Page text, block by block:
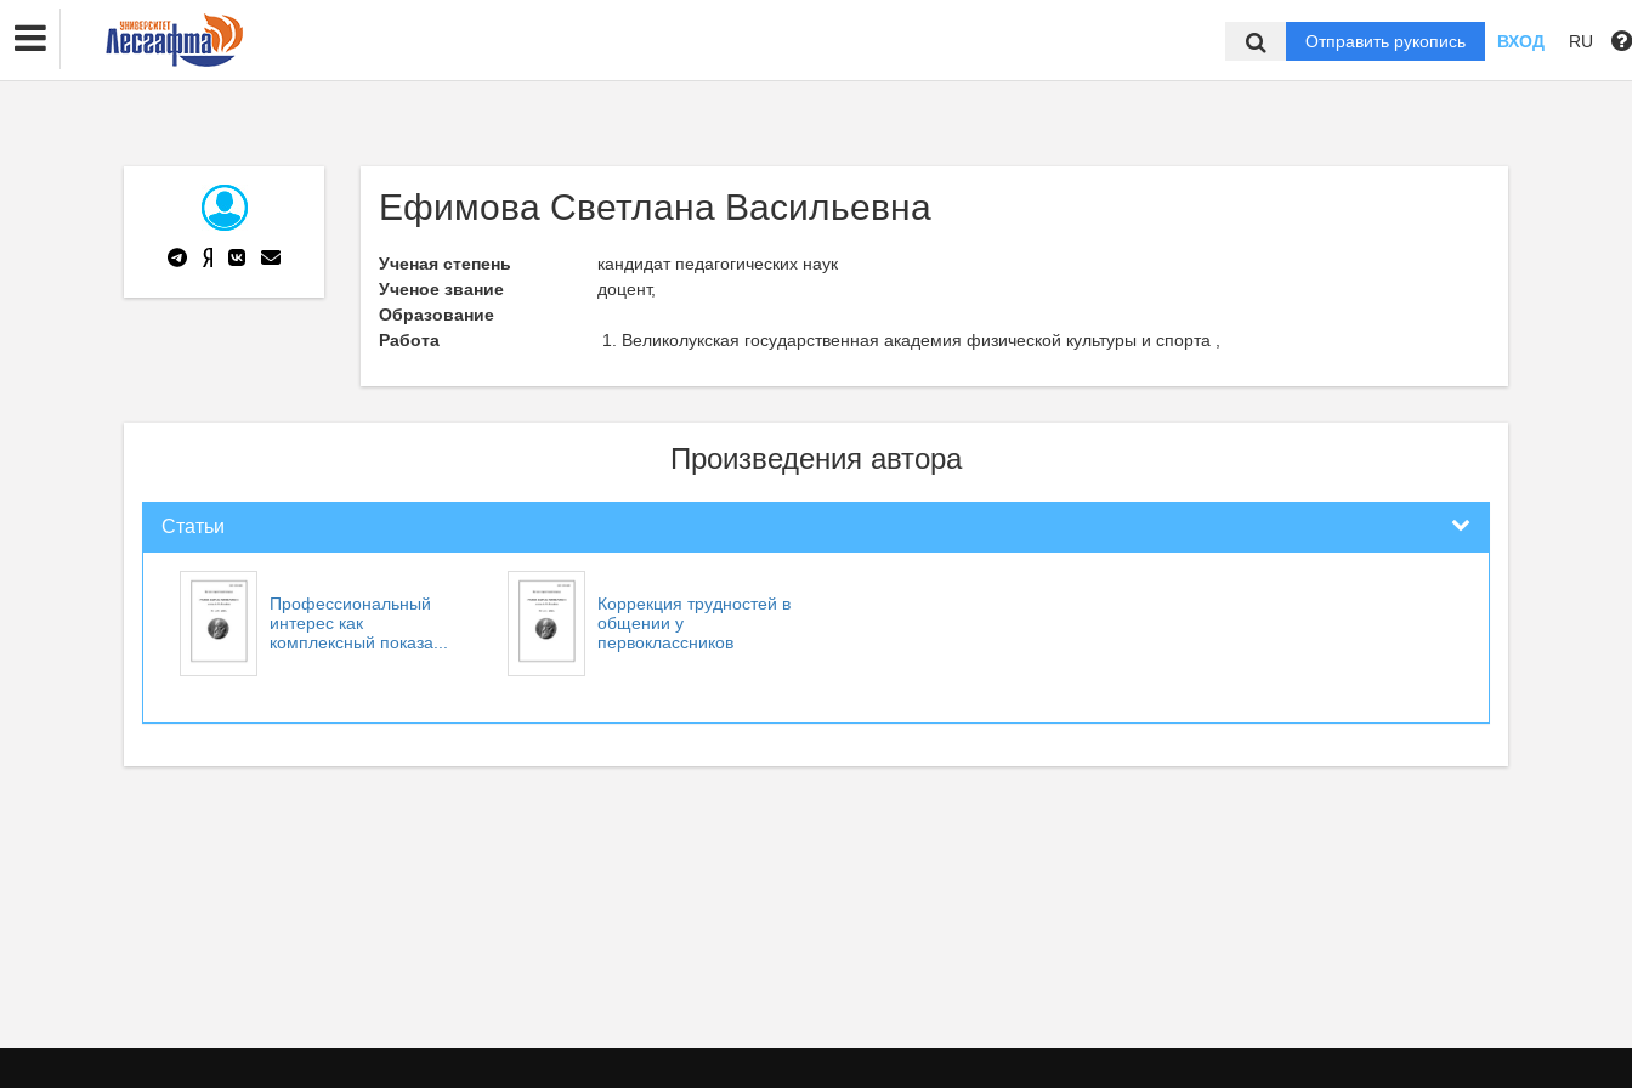
Отправить рукопись ВХОД RU
Ефимова Светлана Васильевна
Ученая степень
кандидат педагогических наук
Ученое звание
доцент,
Образование
Работа
Великолукская государственная академия физической культуры и спорта ,
Произведения автора
Статьи
Профессиональный
интерес как
комплексный показа...
Коррекция трудностей в
общении у
первоклассников